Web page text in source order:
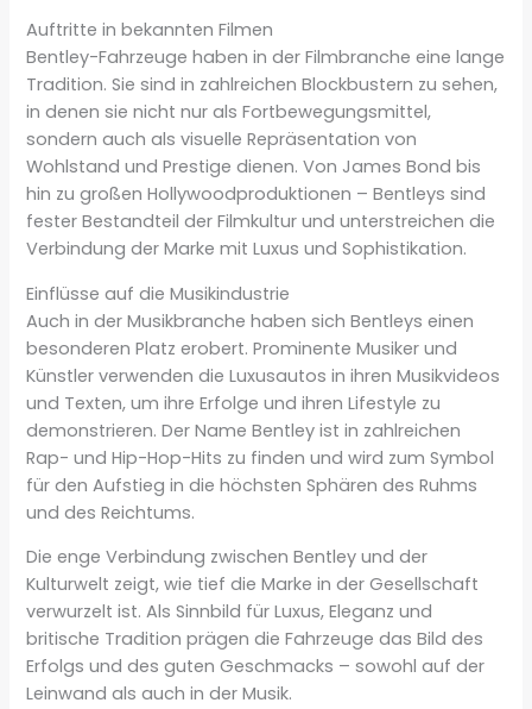
Auftritte in bekannten Filmen
Bentley-Fahrzeuge haben in der Filmbranche eine lange
Tradition. Sie sind in zahlreichen Blockbustern zu sehen,
in denen sie nicht nur als Fortbewegungsmittel,
sondern auch als visuelle Repräsentation von
Wohlstand und Prestige dienen. Von James Bond bis
hin zu großen Hollywoodproduktionen – Bentleys sind
fester Bestandteil der Filmkultur und unterstreichen die
Verbindung der Marke mit Luxus und Sophistikation.
Einflüsse auf die Musikindustrie
Auch in der Musikbranche haben sich Bentleys einen
besonderen Platz erobert. Prominente Musiker und
Künstler verwenden die Luxusautos in ihren Musikvideos
und Texten, um ihre Erfolge und ihren Lifestyle zu
demonstrieren. Der Name Bentley ist in zahlreichen
Rap- und Hip-Hop-Hits zu finden und wird zum Symbol
für den Aufstieg in die höchsten Sphären des Ruhms
und des Reichtums.
Die enge Verbindung zwischen Bentley und der
Kulturwelt zeigt, wie tief die Marke in der Gesellschaft
verwurzelt ist. Als Sinnbild für Luxus, Eleganz und
britische Tradition prägen die Fahrzeuge das Bild des
Erfolgs und des guten Geschmacks – sowohl auf der
Leinwand als auch in der Musik.